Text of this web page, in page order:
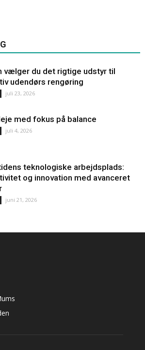
vælger du det rigtige udstyr til
udendørs rengøring
juli 23, 2026
med fokus på balance
juli 4, 2026
teknologiske arbejdsplads:
og innovation med avanceret
juni 21, 2026